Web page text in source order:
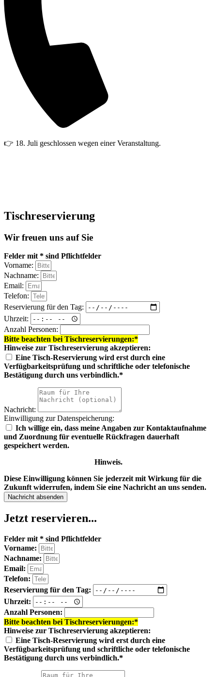
👉 18. Juli geschlossen wegen einer Veranstaltung.
Tischreservierung
Wir freuen uns auf Sie
Felder mit * sind Pflichtfelder
Vorname:
Nachname:
Email:
Telefon:
Reservierung für den Tag:
Uhrzeit:
Anzahl Personen:
Bitte beachten bei Tischreservierungen:*
Hinweise zur Tischreservierung akzeptieren:
Eine Tisch-Reservierung wird erst durch eine
Verfügbarkeitsprüfung und schriftliche oder telefonische
Bestätigung durch uns verbindlich.*
Nachricht:
Einwilligung zur Datenspeicherung:
Ich willige ein, dass meine Angaben zur Kontaktaufnahme
und Zuordnung für eventuelle Rückfragen dauerhaft
gespeichert werden.
Hinweis.
Diese Einwilligung können Sie jederzeit mit Wirkung für die
Zukunft widerrufen, indem Sie eine Nachricht an uns senden.
Nachricht absenden
Jetzt reservieren...
Felder mit * sind Pflichtfelder
Vorname:
Nachname:
Email:
Telefon:
Reservierung für den Tag:
Uhrzeit:
Anzahl Personen:
Bitte beachten bei Tischreservierungen:*
Hinweise zur Tischreservierung akzeptieren:
Eine Tisch-Reservierung wird erst durch eine
Verfügbarkeitsprüfung und schriftliche oder telefonische
Bestätigung durch uns verbindlich.*